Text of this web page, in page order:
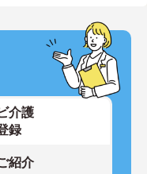
介護
録
紹介